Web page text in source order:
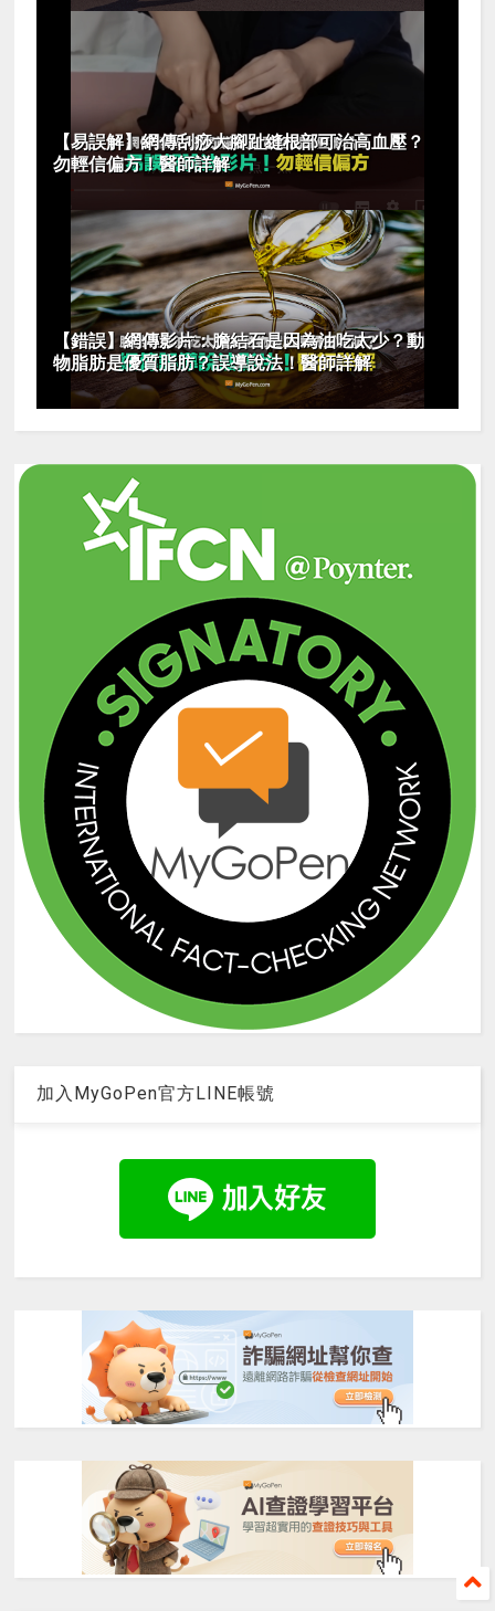
【易誤解】網傳刮痧大腳趾縫根部可治高血壓？
勿輕信偏方！醫師詳解
【錯誤】網傳影片：膽結石是因為油吃太少？動
物脂肪是優質脂肪？誤導說法！醫師詳解
加入MyGoPen官方LINE帳號